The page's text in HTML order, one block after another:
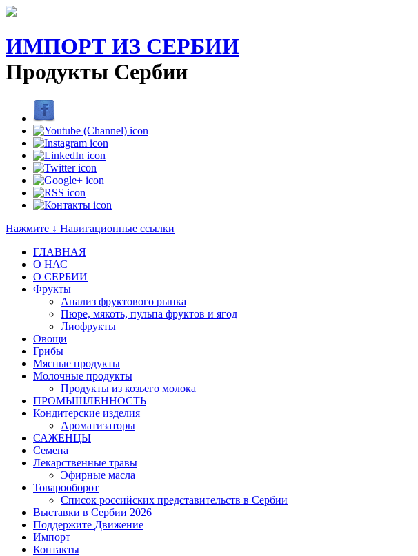
ИМПОРТ ИЗ СЕРБИИ
Продукты Сербии
Нажмите ↓ Навигационные ссылки
ГЛАВНАЯ
О НАС
O СЕРБИИ
Фрукты
Анализ фруктового рынка
Пюре, мякоть, пульпа фруктов и ягод
Лиофрукты
Овощи
Грибы
Мясные продукты
Молочные продукты
Продукты из козьего молока
ПРОМЫШЛЕННОСТЬ
Кондитерские изделия
Ароматизаторы
САЖЕНЦЫ
Семена
Лекарственные травы
Эфирные масла
Товарооборот
Список российских представительств в Сербии
Выставки в Сербии 2026
Поддержите Движение
Импорт
Контакты